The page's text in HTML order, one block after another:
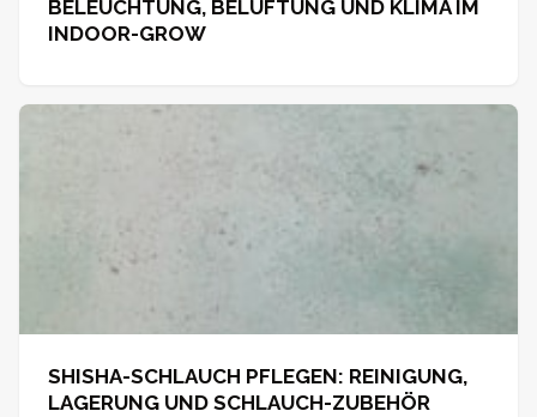
BELEUCHTUNG, BELÜFTUNG UND KLIMA IM
INDOOR-GROW
SHISHA-SCHLAUCH PFLEGEN: REINIGUNG,
LAGERUNG UND SCHLAUCH-ZUBEHÖR